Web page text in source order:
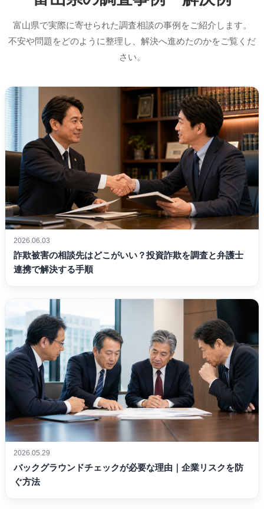
富山県で実際に寄せられた調査相談の事例をご紹介します。
不安や問題をどのように整理し、解決へ進めたのかをご覧くだ
さい。
2026.06.03
詐欺被害の相談先はどこがいい？投資詐欺を調査と弁護士
連携で解決する手順
2026.05.29
バックグラウンドチェックが必要な理由｜企業リスクを防
ぐ方法